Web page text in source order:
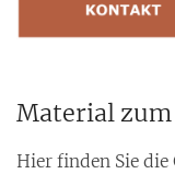
Material
Hier finden Sie